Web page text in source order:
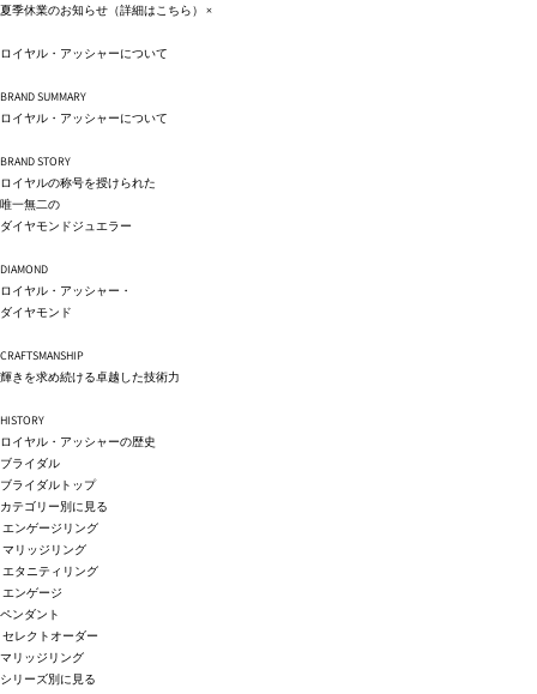
コンテ
進む
夏季休業のお知らせ（詳細はこちら） ×
ロイヤル・アッシャーについて
BRAND SUMMARY
ロイヤル・アッシャーについて
BRAND STORY
ロイヤルの称号を授けられた
唯一無二の
ダイヤモンドジュエラー
DIAMOND
ロイヤル・アッシャー・
ダイヤモンド
CRAFTSMANSHIP
輝きを求め続ける卓越した技術力
HISTORY
ロイヤル・アッシャーの歴史
ブライダル
ブライダルトップ
カテゴリー別に見る
エンゲージリング
マリッジリング
エタニティリング
エンゲージ
ペンダント
セレクトオーダー
マリッジリング
シリーズ別に見る